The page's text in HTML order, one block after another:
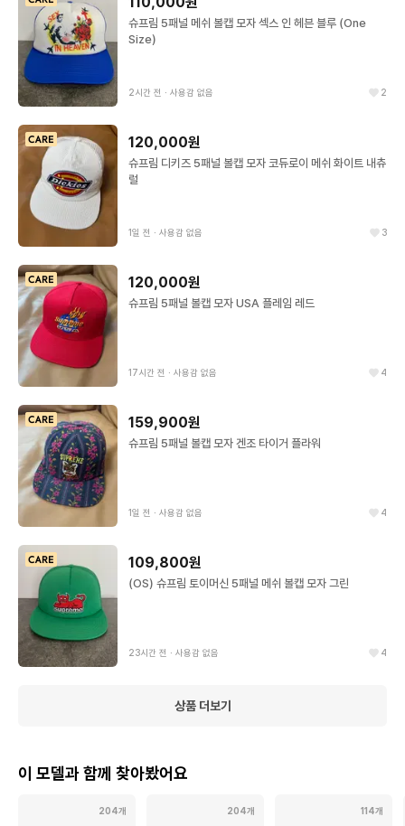
슈프림 5패널 메쉬 볼캡 모자 섹스 인 헤븐 블루 (One
Size)
2시간 전 ∙ 사용감 없음 2
120,000원
슈프림 디키즈 5패널 볼캡 모자 코듀로이 메쉬 화이트 내츄
럴
1일 전 ∙ 사용감 없음 3
120,000원
슈프림 5패널 볼캡 모자 USA 플레임 레드
17시간 전 ∙ 사용감 없음 4
159,900원
슈프림 5패널 볼캡 모자 겐조 타이거 플라워
1일 전 ∙ 사용감 없음 4
109,800원
(OS) 슈프림 토이머신 5패널 메쉬 볼캡 모자 그린
23시간 전 ∙ 사용감 없음 4
상품 더보기
이 모델과 함께 찾아봤어요
204개 204개 114개